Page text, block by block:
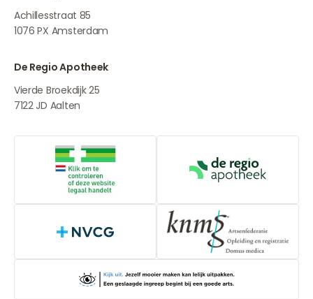
Achillesstraat 85
1076 PX Amsterdam
De Regio Apotheek
Vierde Broekdijk 25
7122 JD Aalten
Online aanbieders medicijnenDe Regio
NVCG